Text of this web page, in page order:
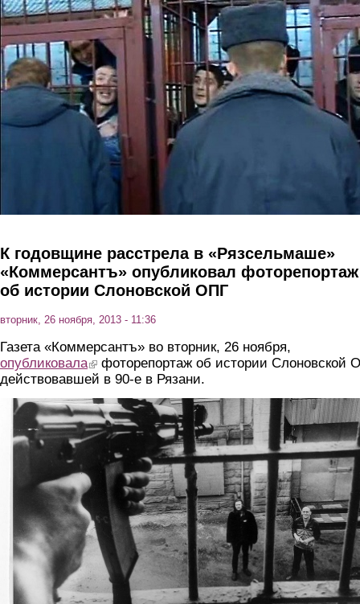
Перейти к основному содержанию
К годовщине расстрела в «Рязсельмаше»
«Коммерсантъ» опубликовал фоторепортаж
об истории Слоновской ОПГ
вторник, 26 ноября, 2013 - 11:36
Газета «Коммерсантъ» во вторник, 26 ноября,
опубликовала(link is external)
фоторепортаж об истории Слоновской
действовавшей в 90-е в Рязани.
5.jpg